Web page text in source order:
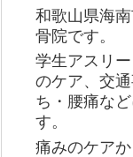
和歌山県海
骨院です。
学生アスリ
のケア、交
ち・腰痛な
す。
痛みのケア